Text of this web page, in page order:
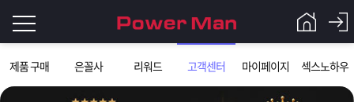
제품 구매 은꼴사 리워드 고객센터 마이페이지 섹스노하우
그
로